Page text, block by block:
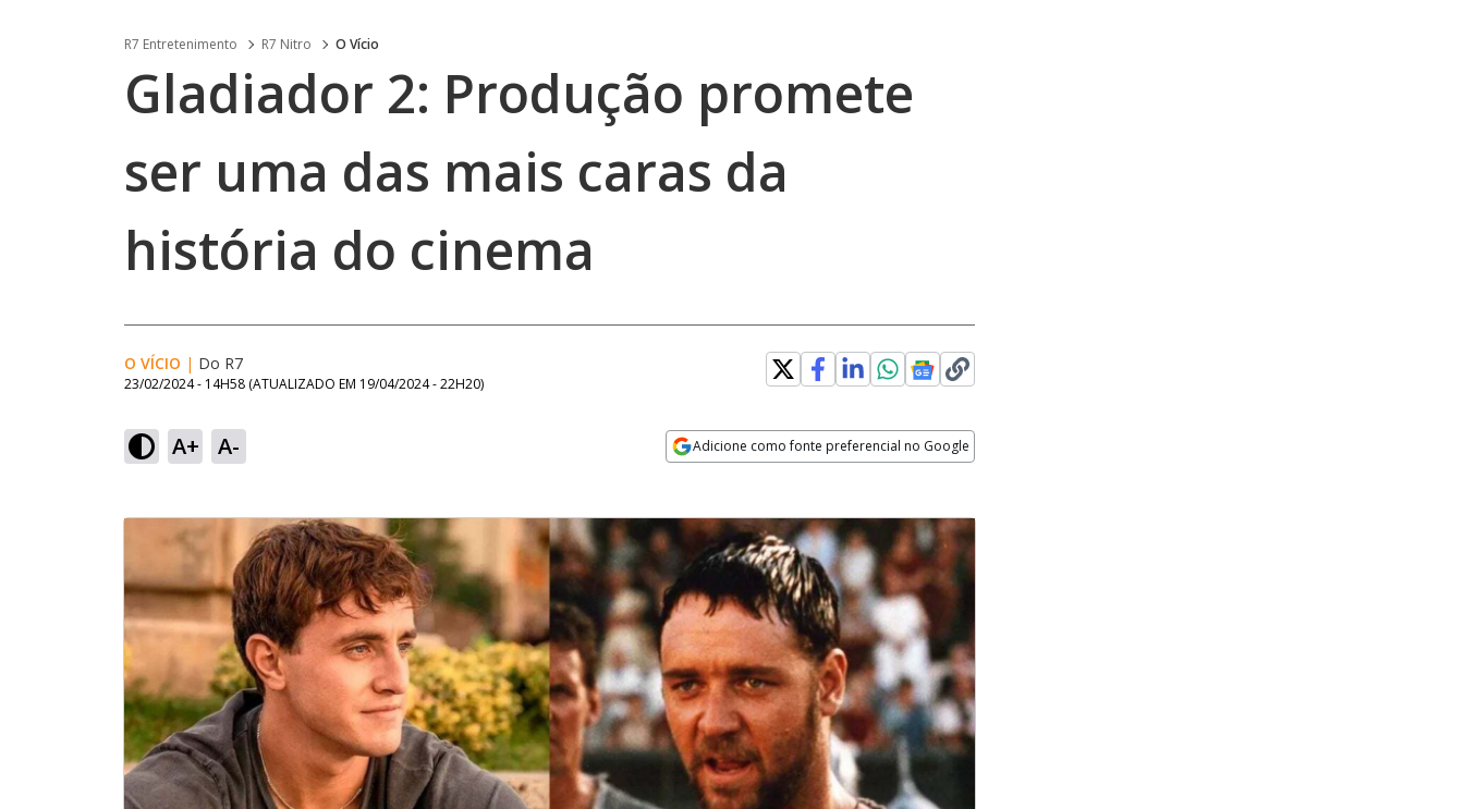
R7 Entretenimento R7 Nitro O Vício
Gladiador 2: Produção promete
ser uma das mais caras da
história do cinema
O VÍCIO | Do R7
23/02/2024 - 14H58 (ATUALIZADO EM 19/04/2024 - 22H20)
A+ A- Adicione como fonte preferencial no Google